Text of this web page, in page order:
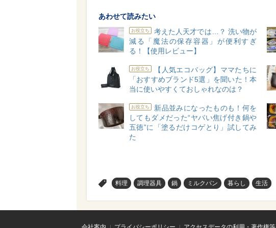
あわせて読みたい
お役立ち
考えた人天才では…？ 洗い物が
減る「魔法の保存容器」が便利すぎ
る！【使用レビュー】
お役立ち
【人気エコバッグ】ママたちに
「おすすめブランド5選」を聞いた！本
当に使いやすくておしゃれなのは？
お役立ち
新品並みになったものも！何を
してもダメだった“ヤバい焦げ付き鍋や
五徳”に「塗るだけコゲとり」試してみ
た
料理 調理器具 鍋 ミルクパン 暮らし 生活